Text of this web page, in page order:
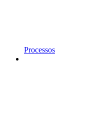
Processos